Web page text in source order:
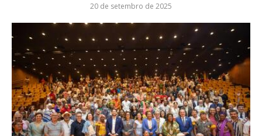
20 de setembro de 2025